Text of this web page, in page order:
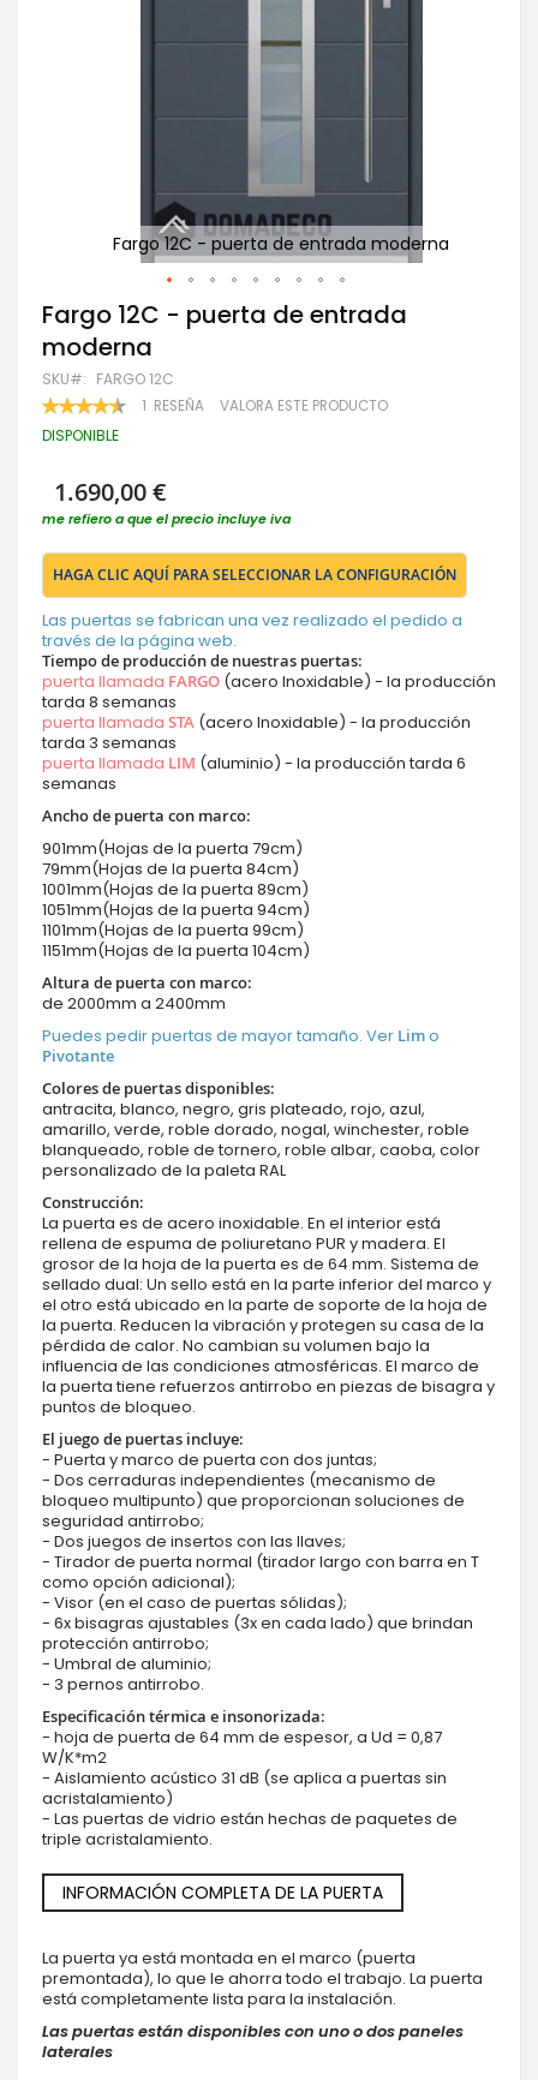
Fargo 12C - puerta de entrada moderna
Saltar
al
comienzo
de
la
galería
de
Fargo 12C - puerta de entrada
moderna
SKU FARGO 12C
VALORACIÓN:
90 100
1 RESEÑA VALORA ESTE PRODUCTO
DISPONIBLE
1.690,00 €
me refiero a que el precio incluye iva
HAGA CLIC AQUÍ PARA SELECCIONAR LA CONFIGURACIÓN
Las puertas se fabrican una vez realizado el pedido a
través de la página web.
Tiempo de producción de nuestras puertas:
puerta llamada FARGO (acero Inoxidable) - la producción
tarda 8 semanas
puerta llamada STA (acero Inoxidable) - la producción
tarda 3 semanas
puerta llamada LIM (aluminio) - la producción tarda 6
semanas
Ancho de puerta con marco:
901mm(Hojas de la puerta 79cm)
79mm(Hojas de la puerta 84cm)
1001mm(Hojas de la puerta 89cm)
1051mm(Hojas de la puerta 94cm)
1101mm(Hojas de la puerta 99cm)
1151mm(Hojas de la puerta 104cm)
Altura de puerta con marco:
de 2000mm a 2400mm
Puedes pedir puertas de mayor tamaño. Ver Limo
Pivotante
Colores de puertas disponibles:
antracita, blanco, negro, gris plateado, rojo, azul,
amarillo, verde, roble dorado, nogal, winchester, roble
blanqueado, roble de tornero, roble albar, caoba, color
personalizado de la paleta RAL
Construcción:
La puerta es de acero inoxidable. En el interior está
rellena de espuma de poliuretano PUR y madera. El
grosor de la hoja de la puerta es de 64 mm. Sistema de
sellado dual: Un sello está en la parte inferior del marco y
el otro está ubicado en la parte de soporte de la hoja de
la puerta. Reducen la vibración y protegen su casa de la
pérdida de calor. No cambian su volumen bajo la
influencia de las condiciones atmosféricas. El marco de
la puerta tiene refuerzos antirrobo en piezas de bisagra y
puntos de bloqueo.
El juego de puertas incluye:
- Puerta y marco de puerta con dos juntas;
- Dos cerraduras independientes (mecanismo de
bloqueo multipunto) que proporcionan soluciones de
seguridad antirrobo;
- Dos juegos de insertos con las llaves;
- Tirador de puerta normal (tirador largo con barra en T
como opción adicional);
- Visor (en el caso de puertas sólidas);
- 6x bisagras ajustables (3x en cada lado) que brindan
protección antirrobo;
- Umbral de aluminio;
- 3 pernos antirrobo.
Especificación térmica e insonorizada:
- hoja de puerta de 64 mm de espesor, a Ud = 0,87
W/K*m2
- Aislamiento acústico 31 dB (se aplica a puertas sin
acristalamiento)
- Las puertas de vidrio están hechas de paquetes de
triple acristalamiento.
INFORMACIÓN COMPLETA DE LA PUERTA
La puerta ya está montada en el marco (puerta
premontada), lo que le ahorra todo el trabajo. La puerta
está completamente lista para la instalación.
Las puertas están disponibles con uno o dos paneles
laterales